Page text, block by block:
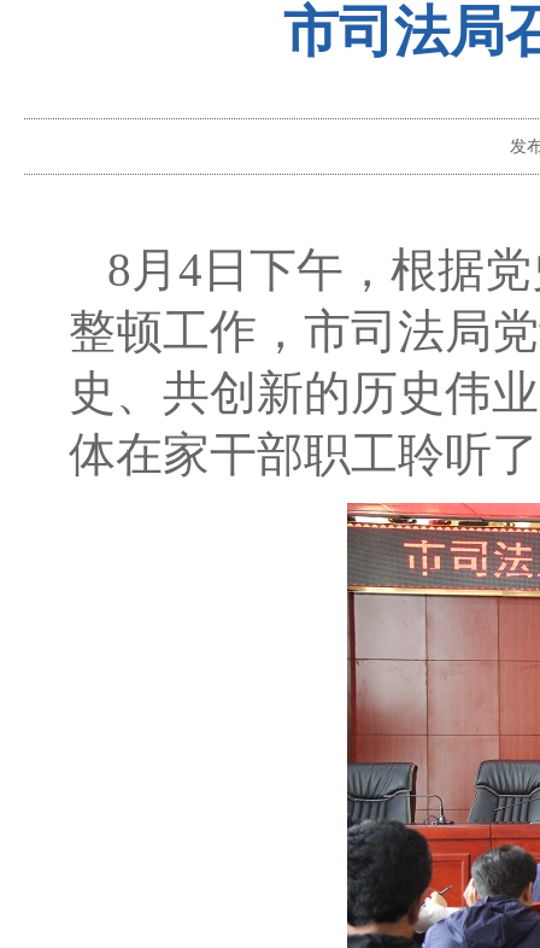
市司法局
发
8月4日下午，根据
整顿工作，市司法局
史、共创新的历史伟
体在家干部职工聆听